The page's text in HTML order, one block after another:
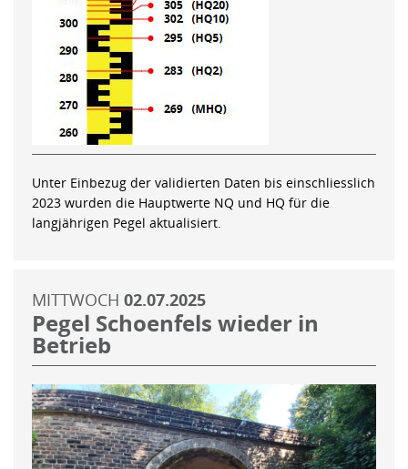
Unter Einbezug der validierten Daten bis einschliesslich
2023 wurden die Hauptwerte NQ und HQ für die
langjährigen Pegel aktualisiert.
MITTWOCH 02.07.2025
Pegel Schoenfels wieder in
Betrieb